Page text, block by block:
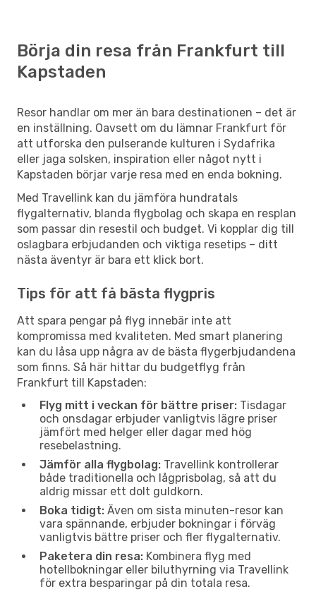
Börja din resa från Frankfurt till
Kapstaden
Resor handlar om mer än bara destinationen – det är
en inställning. Oavsett om du lämnar Frankfurt för
att utforska den pulserande kulturen i Sydafrika
eller jaga solsken, inspiration eller något nytt i
Kapstaden börjar varje resa med en enda bokning.
Med Travellink kan du jämföra hundratals
flygalternativ, blanda flygbolag och skapa en resplan
som passar din resestil och budget. Vi kopplar dig till
oslagbara erbjudanden och viktiga resetips – ditt
nästa äventyr är bara ett klick bort.
Tips för att få bästa flygpris
Att spara pengar på flyg innebär inte att
kompromissa med kvaliteten. Med smart planering
kan du låsa upp några av de bästa flygerbjudandena
som finns. Så här hittar du budgetflyg från
Frankfurt till Kapstaden:
Flyg mitt i veckan för bättre priser: Tisdagar
och onsdagar erbjuder vanligtvis lägre priser
jämfört med helger eller dagar med hög
resebelastning.
Jämför alla flygbolag: Travellink kontrollerar
både traditionella och lågprisbolag, så att du
aldrig missar ett dolt guldkorn.
Boka tidigt: Även om sista minuten-resor kan
vara spännande, erbjuder bokningar i förväg
vanligtvis bättre priser och fler flygalternativ.
Paketera din resa: Kombinera flyg med
hotellbokningar eller biluthyrning via Travellink
för extra besparingar på din totala resa.